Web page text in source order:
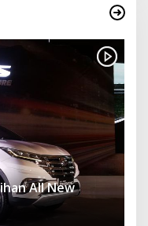
All New